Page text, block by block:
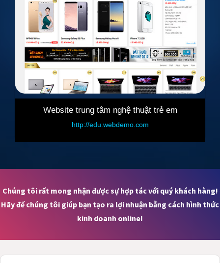
Website bán phụ tùng Ô-
http://salecar.webdemo.com
thuật trẻ em
Chúng tôi rất mong nhận được sự hợp tác với quý khách hàng!
Hãy để chúng tôi giúp bạn tạo ra lợi nhuận bằng cách hình thức
kinh doanh online!